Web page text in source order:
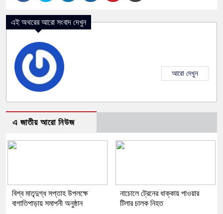
এই অথরের আরো সংবাদ দেখুন
আরো দেখুন
এ জাতীয় আরো নিউজ
বিশ্ব মাতৃদুগ্ধ সপ্তাহ উপলক্ষে
বাগাতিপাড়ায় সমাপনী অনুষ্ঠান
নাচোলে ট্রেনের ধাক্কায় পাওয়ার
টিলার চালক নিহত